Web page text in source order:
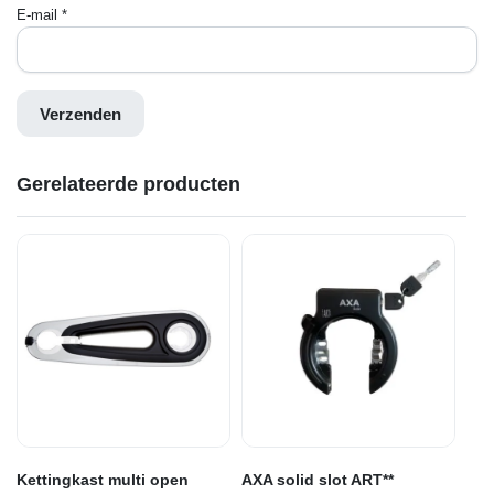
E-mail *
Gerelateerde producten
Kettingkast multi open
AXA solid slot ART**